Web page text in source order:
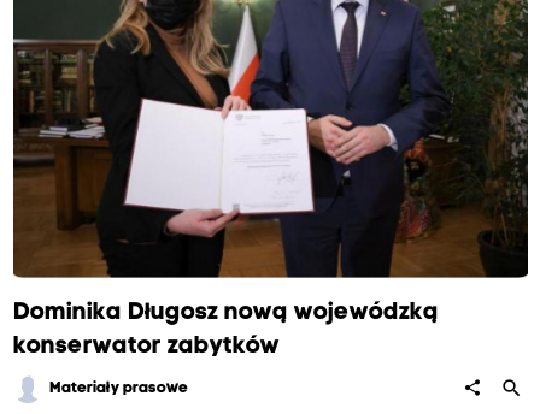
Dominika Długosz nową wojewódzką
konserwator zabytków
Materiały prasowe share search